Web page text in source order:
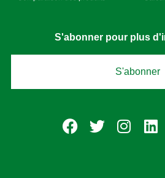
S'abonner pour plus
S'abonner